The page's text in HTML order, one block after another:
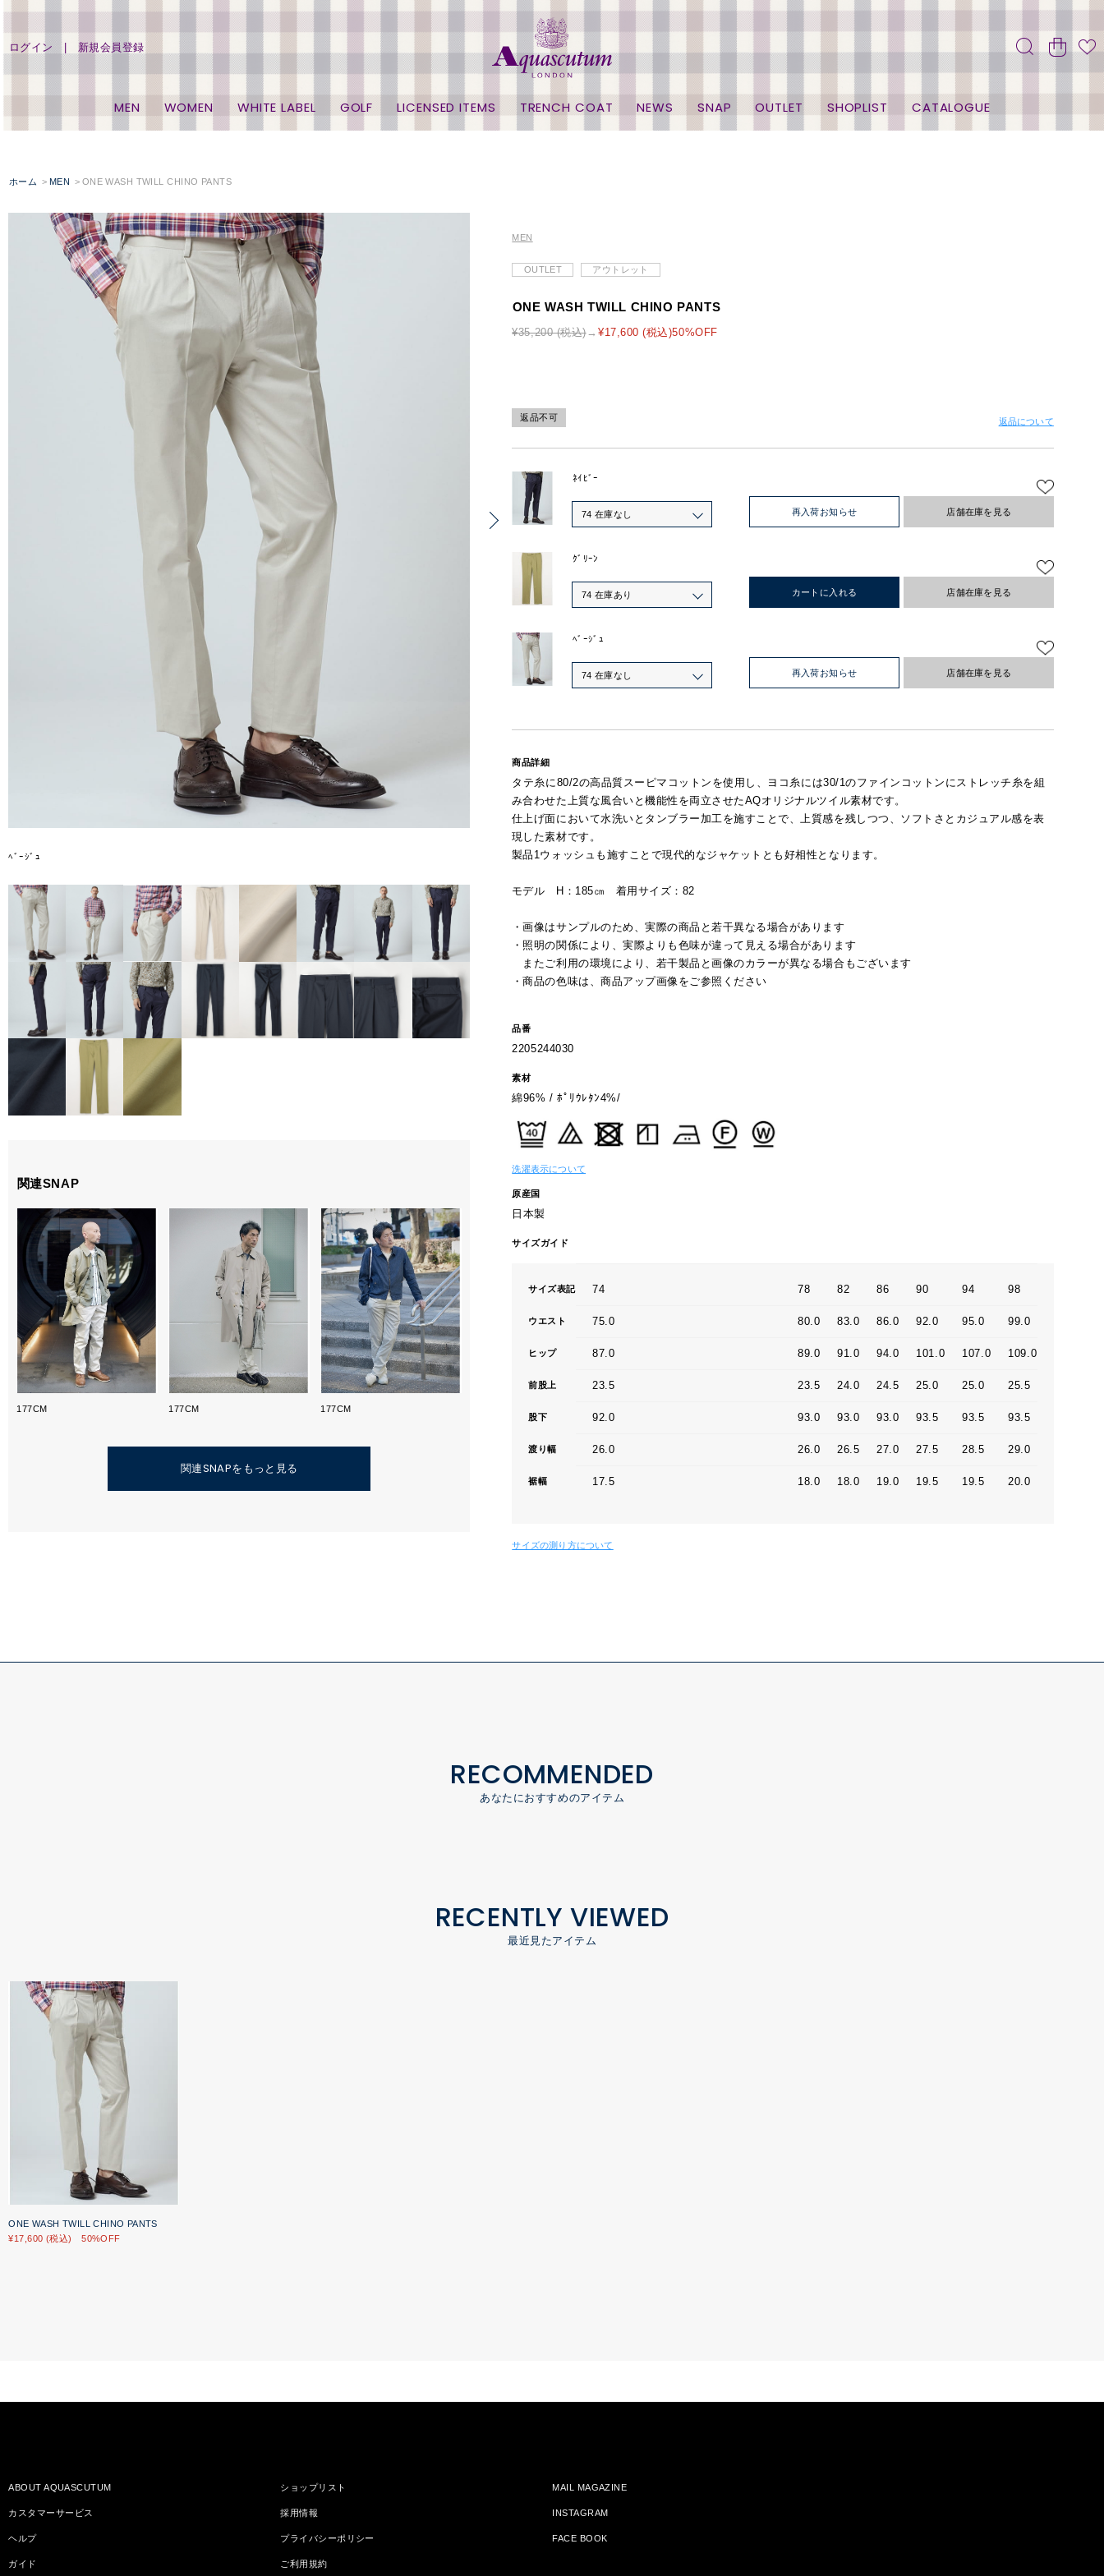
ログイン 新規会員登録
MEN WOMEN WHITE LABEL GOLF LICENSED ITEMS TRENCH COAT NEWS SNAP OUTLET SHOPLIST CATALOGUE
ホーム MEN ONE WASH TWILL CHINO PANTS
ﾍﾞｰｼﾞｭ
関連SNAP
177CM 177CM 177CM
関連SNAPをもっと見る
MEN
OUTLET アウトレット
ONE WASH TWILL CHINO PANTS
¥35,200 (税込) ¥17,600 (税込)50%OFF
返品不可 返品について
ﾈｲﾋﾞｰ
74 在庫なし 再入荷お知らせ 店舗在庫を見る
ｸﾞﾘｰﾝ
74 在庫あり カートに入れる 店舗在庫を見る
ﾍﾞｰｼﾞｭ
74 在庫なし 再入荷お知らせ 店舗在庫を見る
商品詳細
タテ糸に80/2の高品質スーピマコットンを使用し、ヨコ糸には30/1のファインコットンにストレッチ糸を組
み合わせた上質な風合いと機能性を両立させたAQオリジナルツイル素材です。
仕上げ面において水洗いとタンブラー加工を施すことで、上質感を残しつつ、ソフトさとカジュアル感を表
現した素材です。
製品1ウォッシュも施すことで現代的なジャケットとも好相性となります。
モデル H：185㎝ 着用サイズ：82
・画像はサンプルのため、実際の商品と若干異なる場合があります
・照明の関係により、実際よりも色味が違って見える場合があります
またご利用の環境により、若干製品と画像のカラーが異なる場合もございます
・商品の色味は、商品アップ画像をご参照ください
品番
2205244030
素材
綿96% / ﾎﾟﾘｳﾚﾀﾝ4%/
洗濯表示について
原産国
日本製
サイズガイド
サイズ表記 74 78 82 86 90 94 98
ウエスト 75.0 80.0 83.0 86.0 92.0 95.0 99.0
ヒップ 87.0 89.0 91.0 94.0 101.0 107.0 109.0
前股上 23.5 23.5 24.0 24.5 25.0 25.0 25.5
股下 92.0 93.0 93.0 93.0 93.5 93.5 93.5
渡り幅 26.0 26.0 26.5 27.0 27.5 28.5 29.0
裾幅 17.5 18.0 18.0 19.0 19.5 19.5 20.0
サイズの測り方について
RECOMMENDED
あなたにおすすめのアイテム
RECENTLY VIEWED
最近見たアイテム
ONE WASH TWILL CHINO PANTS
¥17,600 (税込) 50%OFF
ABOUT AQUASCUTUM
カスタマーサービス
ヘルプ
ガイド
ショップリスト
採用情報
プライバシーポリシー
ご利用規約
MAIL MAGAZINE
INSTAGRAM
FACE BOOK